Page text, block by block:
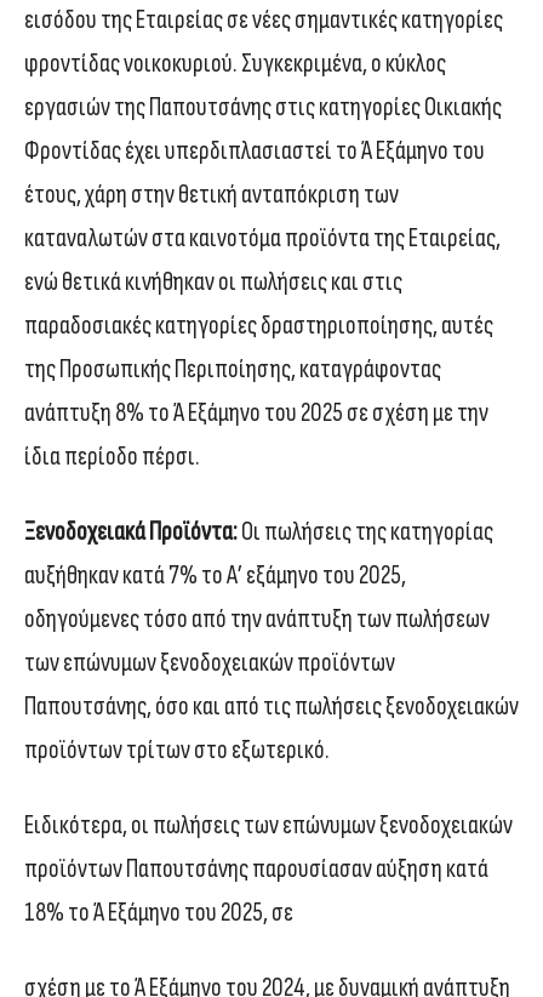
εισόδου της Εταιρείας σε νέες σημαντικές κατηγορίες
φροντίδας νοικοκυριού. Συγκεκριμένα, ο κύκλος
εργασιών της Παπουτσάνης στις κατηγορίες Οικιακής
Φροντίδας έχει υπερδιπλασιαστεί το Ά Εξάμηνο του
έτους, χάρη στην θετική ανταπόκριση των
καταναλωτών στα καινοτόμα προϊόντα της Εταιρείας,
ενώ θετικά κινήθηκαν οι πωλήσεις και στις
παραδοσιακές κατηγορίες δραστηριοποίησης, αυτές
της Προσωπικής Περιποίησης, καταγράφοντας
ανάπτυξη 8% το Ά Εξάμηνο του 2025 σε σχέση με την
ίδια περίοδο πέρσι.
Ξενοδοχειακά Προϊόντα:Οι πωλήσεις της κατηγορίας
αυξήθηκαν κατά 7% το Α’ εξάμηνο του 2025,
οδηγούμενες τόσο από την ανάπτυξη των πωλήσεων
των επώνυμων ξενοδοχειακών προϊόντων
Παπουτσάνης, όσο και από τις πωλήσεις ξενοδοχειακών
προϊόντων τρίτων στο εξωτερικό.
Ειδικότερα, οι πωλήσεις των επώνυμων ξενοδοχειακών
προϊόντων Παπουτσάνης παρουσίασαν αύξηση κατά
18% το Ά Εξάμηνο του 2025, σε
σχέση με το Ά Εξάμηνο του 2024, με δυναμική ανάπτυξη